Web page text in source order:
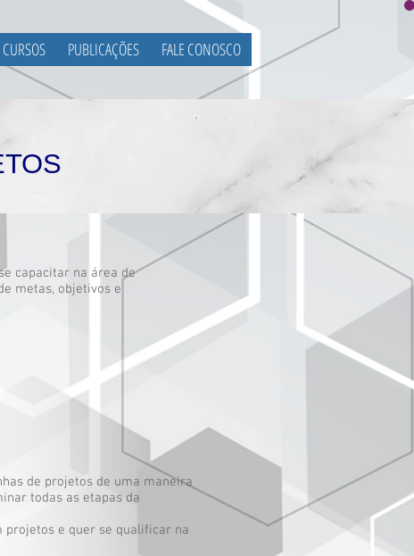
PUBLICAÇÕES FALE CONOSCO
capacitar na área de
metas, objetivos e
de projetos de uma maneira
todas as etapas da
projetos e quer se qualificar na